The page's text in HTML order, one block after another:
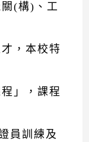
(構)、工
，本校特
」，課程
員訓練及